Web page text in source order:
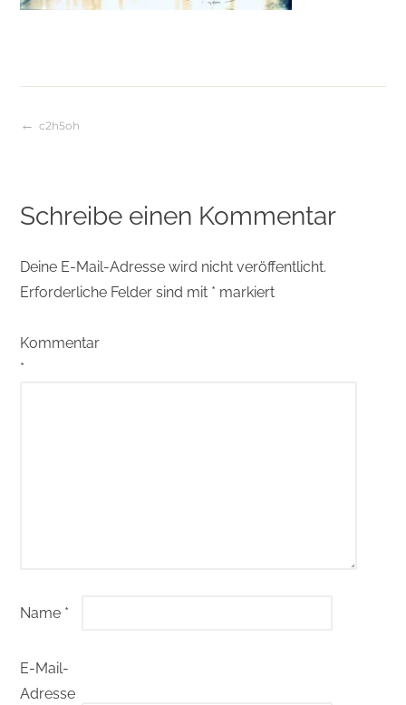
Beitragsnavigation
c2h5oh
Schreibe einen Kommentar
Deine E-Mail-Adresse wird nicht veröffentlicht.
Erforderliche Felder sind mit * markiert
Kommentar
*
Name *
E-Mail-
Adresse